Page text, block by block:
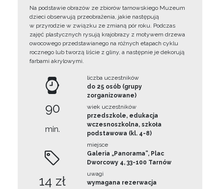
Na podstawie obrazów ze zbiorów tarnowskiego Muzeum
dzieci obserwują przeobrażenia, jakie następują
w przyrodzie w związku ze zmianą pór roku. Podczas
zajęć plastycznych rysują krajobrazy z motywem drzewa
owocowego przedstawianego na różnych etapach cyklu
rocznego lub tworzą liście z gliny, a następnie je dekorują
farbami akrylowymi.
90
min.
14 zł
liczba uczestników
do 25 osób (grupy
zorganizowane)
wiek uczestników
przedszkole, edukacja
wczesnoszkolna, szkoła
podstawowa (kl. 4-8)
miejsce
Galeria „Panorama”, Plac
Dworcowy 4, 33-100 Tarnów
uwagi
wymagana rezerwacja